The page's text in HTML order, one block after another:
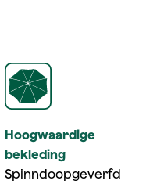
Hoogwaardige
bekleding
Spinndoopgeverfd